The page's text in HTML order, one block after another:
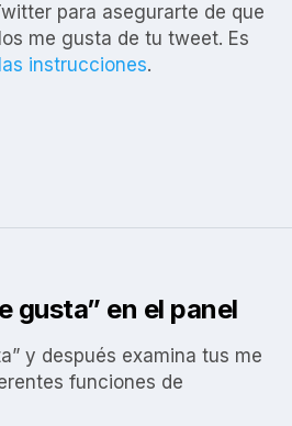
para asegurarte de que
me gusta de tu tweet. Es
instrucciones.
gusta” en el panel
y después examina tus me
funciones de